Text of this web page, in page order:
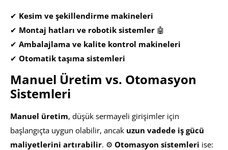
✔ Kesim ve şekillendirme makineleri
✔ Montaj hatları ve robotik sistemler 🤖
✔ Ambalajlama ve kalite kontrol makineleri
✔ Otomatik taşıma sistemleri
Manuel Üretim vs. Otomasyon
Sistemleri
Manuel üretim, düşük sermayeli girişimler için
başlangıçta uygun olabilir, ancak uzun vadede iş gücü
maliyetlerini artırabilir. ⚙ Otomasyon sistemleri ise: